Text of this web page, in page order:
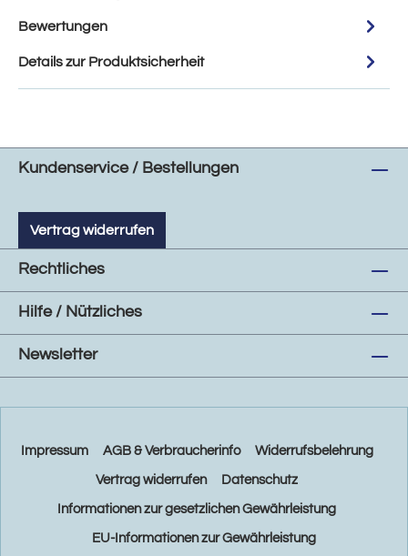
Bewertungen
Details zur Produktsicherheit
Kundenservice / Bestellungen
Vertrag widerrufen
Rechtliches
Hilfe / Nützliches
Newsletter
Impressum AGB & Verbraucherinfo Widerrufsbelehrung
Vertrag widerrufen Datenschutz
Informationen zur gesetzlichen Gewährleistung
EU-Informationen zur Gewährleistung